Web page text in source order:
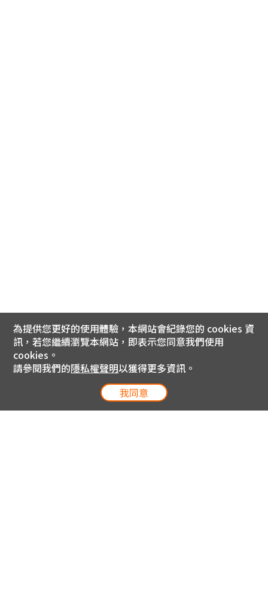
為提供您更好的使用體驗，本網站會紀錄您的 cookies 資
訊，若您繼續瀏覽本網站，即表示您同意我們使用
cookies。
請參閱我們的隱私權聲明以獲得更多資訊。
我同意